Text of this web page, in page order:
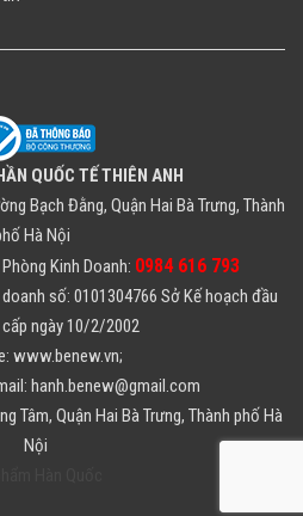
QUỐC TẾ THIÊN ANH
Bạch Đằng, Quận Hai Bà Trưng, Thành
Hà Nội
Kinh Doanh: 0984 616 793
số: 0101304766 Sở Kế hoạch đầu
ngày 10/2/2002
www.benew.vn;
hanh.benew@gmail.com
Tâm, Quận Hai Bà Trưng, Thành phố Hà
Nội